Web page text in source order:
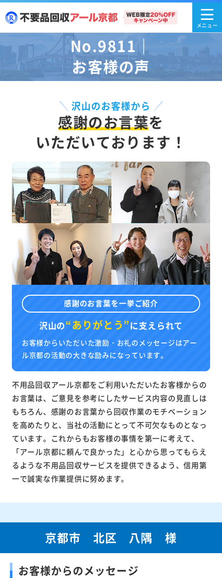
No.9811｜
お客様の声
沢山のお客様から
感謝のお言葉を
いただいております！
感謝のお言葉を一挙ご紹介
沢山の“ありがとう”に支えられて
お客様からいただいた激励・お礼のメッセージはアー
ル京都の活動の大きな励みになっています。
不用品回収アール京都をご利用いただいたお客様からの
お言葉は、ご意見を参考にしたサービス内容の見直しは
もちろん、感謝のお言葉から回収作業のモチベーション
を高めたりと、当社の活動にとって不可欠なものとなっ
ています。これからもお客様の事情を第一に考えて、
「アール京都に頼んで良かった」と心から思ってもらえ
るような不用品回収サービスを提供できるよう、信用第
一で誠実な作業提供に努めます。
京都市 北区 八隅 様
お客様からのメッセージ